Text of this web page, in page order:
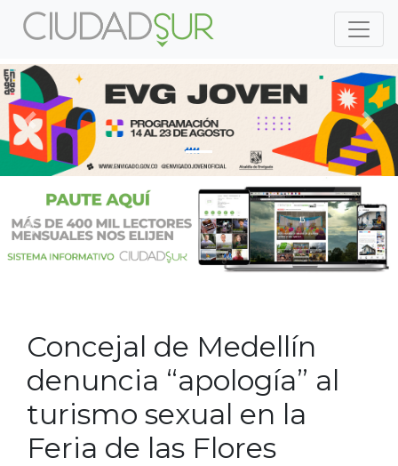
Previous
Previous
Concejal de Medellín
denuncia “apología” al
turismo sexual en la
Feria de las Flores